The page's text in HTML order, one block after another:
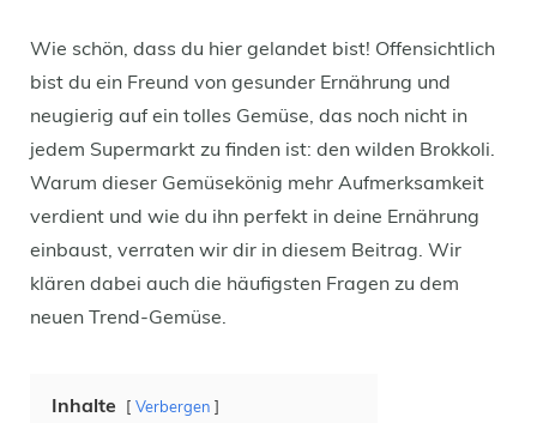
Wie schön, dass du hier gelandet bist! Offensichtlich
bist du ein Freund von gesunder Ernährung und
neugierig auf ein tolles Gemüse, das noch nicht in
jedem Supermarkt zu finden ist: den wilden Brokkoli.
Warum dieser Gemüsekönig mehr Aufmerksamkeit
verdient und wie du ihn perfekt in deine Ernährung
einbaust, verraten wir dir in diesem Beitrag. Wir
klären dabei auch die häufigsten Fragen zu dem
neuen Trend-Gemüse.
Inhalte Verbergen